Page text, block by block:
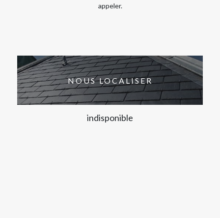
appeler.
NOUS LOCALISER
indisponible